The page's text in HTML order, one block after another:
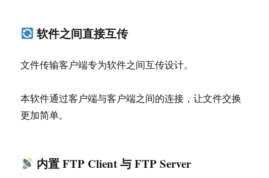
软件之间直接互传
文件传输客户端专为软件之间互传设计。
本软件通过客户端与客户端之间的连接，让文件交换
更加简单。
内置 FTP Client 与 FTP Server